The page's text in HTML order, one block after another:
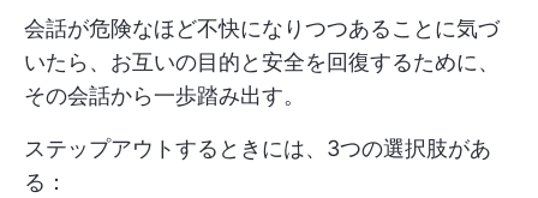
会話が危険なほど不快になりつつあることに気づ
いたら、お互いの目的と安全を回復するために、
その会話から一歩踏み出す。
ステップアウトするときには、3つの選択肢があ
る：